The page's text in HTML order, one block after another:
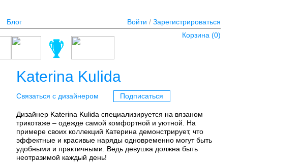
Блог Войти / Зарегистрироваться
Корзина (0)
Katerina Kulida
Связаться с дизайнером Подписаться
Дизайнер Katerina Kulida специализируется на вязаном
трикотаже – одежде самой комфортной и уютной. На
примере своих коллекций Катерина демонстрирует, что
эффектные и красивые наряды одновременно могут быть
удобными и практичными. Ведь девушка должна быть
неотразимой каждый день!